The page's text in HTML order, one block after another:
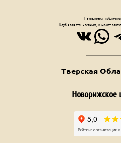
Клуб является частным, и может
Тверская
Новорижское